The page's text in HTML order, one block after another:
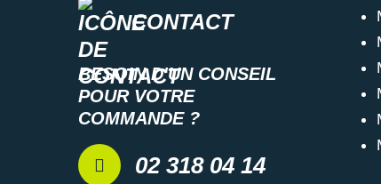
CONTACT
BESOIN D'UN CONSEIL
POUR VOTRE
COMMANDE ?
02 318 04 14